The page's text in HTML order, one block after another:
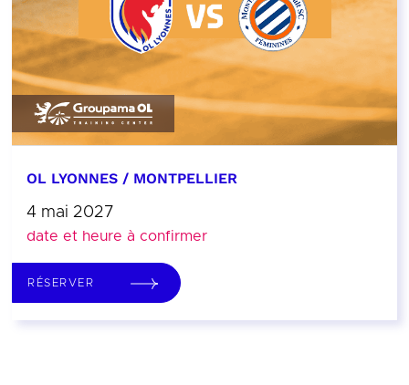
OL LYONNES / MONTPELLIER
4 mai 2027
date et heure à confirmer
RÉSERVER